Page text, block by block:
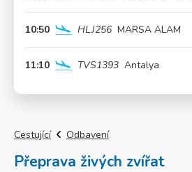
10:50 HLJ256 MARSA ALAM
11:10 TVS1393 Antalya
Cestující Odbavení
Přeprava živých zvířat